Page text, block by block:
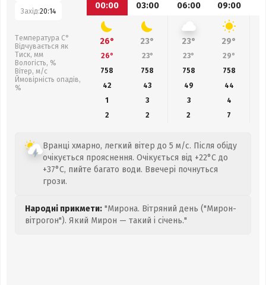
Захід:20:14
Температура С°
Відчувається як
Тиск, мм
Вологість, %
Вітер, м/с
Ймовірність опадів,
%
00:00
03:00 06:00 09:00
26° 23° 23° 29°
26° 23° 23° 29°
758
758 758 758
42
43 49 44
1
3 3
4
2
2 2 7
Вранці хмарно, легкий вітер до 5 м/с. Після обіду
очікується прояснення. Очікується від +22°C до
+37°C, пийте багато води. Ввечері почнуться
грози.
Народні прикмети: "Мирона. Вітряний день ("Мирон-
вітрогон"). Який Мирон — такий і січень."